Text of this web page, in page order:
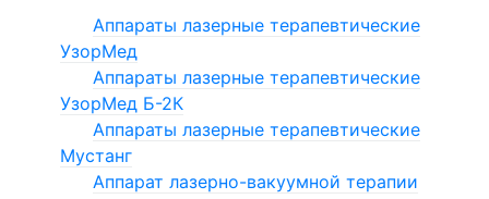
Аппараты СМВ-терапии
Аппараты УВЧ-терапии
Аппараты УЗТ-терапии
Аппараты электротерапии
Ингалятор ИНКО
Облучатели ртутно-кварцевые
Аппараты лазерные терапевтические
УзорМед
Аппараты лазерные терапевтические
УзорМед Б-2К
Аппараты лазерные терапевтические
Мустанг
Аппарат лазерно-вакуумной терапии